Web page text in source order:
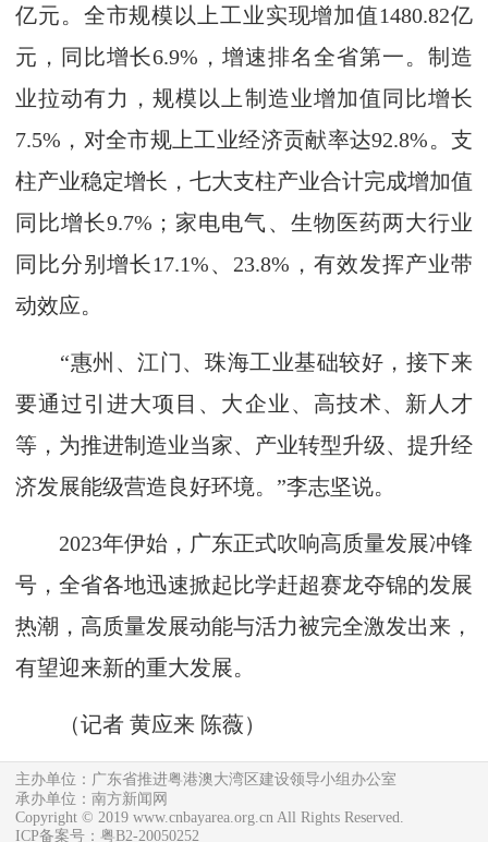
亿元。全市规模以上工业实现增加值1480.82亿
元，同比增长6.9%，增速排名全省第一。制造
业拉动有力，规模以上制造业增加值同比增长
7.5%，对全市规上工业经济贡献率达92.8%。支
柱产业稳定增长，七大支柱产业合计完成增加值
同比增长9.7%；家电电气、生物医药两大行业
同比分别增长17.1%、23.8%，有效发挥产业带
动效应。
“惠州、江门、珠海工业基础较好，接下来
要通过引进大项目、大企业、高技术、新人才
等，为推进制造业当家、产业转型升级、提升经
济发展能级营造良好环境。”李志坚说。
2023年伊始，广东正式吹响高质量发展冲锋
号，全省各地迅速掀起比学赶超赛龙夺锦的发展
热潮，高质量发展动能与活力被完全激发出来，
有望迎来新的重大发展。
（记者 黄应来 陈薇）
主办单位：广东省推进粤港澳大湾区建设领导小组办公室
承办单位：南方新闻网
Copyright © 2019 www.cnbayarea.org.cn All Rights Reserved.
ICP备案号：粤B2-20050252